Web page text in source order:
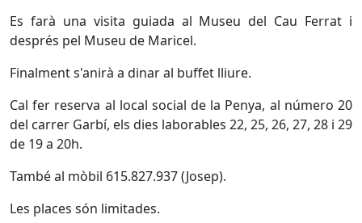
Es farà una visita guiada al Museu del Cau Ferrat i
després pel Museu de Maricel.
Finalment s'anirà a dinar al buffet lliure.
Cal fer reserva al local social de la Penya, al número 20
del carrer Garbí, els dies laborables 22, 25, 26, 27, 28 i 29
de 19 a 20h.
També al mòbil 615.827.937 (Josep).
Les places són limitades.